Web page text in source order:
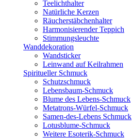
Teelichthalter
Natürliche Kerzen
Räucherstäbchenhalter
Harmonisierender Teppich
Stimmungsleuchte
Wanddekoration
Wandsticker
Leinwand auf Keilrahmen
Spiritueller Schmuck
Schutzschmuck
Lebensbaum-Schmuck
Blume des Lebens-Schmuck
Metatrons-Würfel-Schmuck
Samen-des-Lebens Schmuck
Lotusblume-Schmuck
Weitere Esoterik-Schmuck